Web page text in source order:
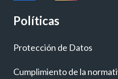
Políticas
Protección de Datos
Cumplimiento de la